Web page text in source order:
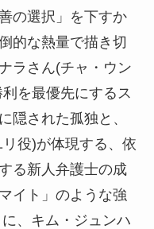
の選択」を下すか
的な熱量で描き切
ラさん(チャ・ウン
を最優先にするス
隠された孤独と、
役)が体現する、依
る新人弁護士の成
イト」のような強
、キム・ジュンハ